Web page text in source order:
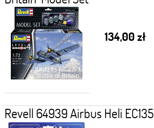
134,00 zł
Revell 64939 Airbus Heli EC135